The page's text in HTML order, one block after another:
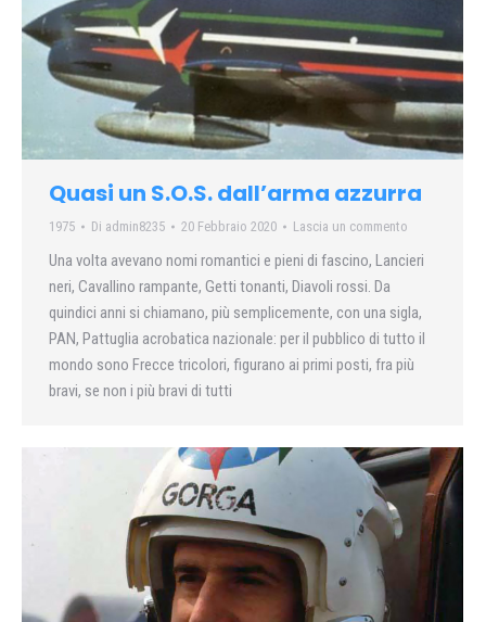
Quasi un S.O.S. dall’arma azzurra
1975 Di admin8235 20 Febbraio 2020 Lascia un commento
Una volta avevano nomi romantici e pieni di fascino, Lancieri
neri, Cavallino rampante, Getti tonanti, Diavoli rossi. Da
quindici anni si chiamano, più semplicemente, con una sigla,
PAN, Pattuglia acrobatica nazionale: per il pubblico di tutto il
mondo sono Frecce tricolori, figurano ai primi posti, fra più
bravi, se non i più bravi di tutti